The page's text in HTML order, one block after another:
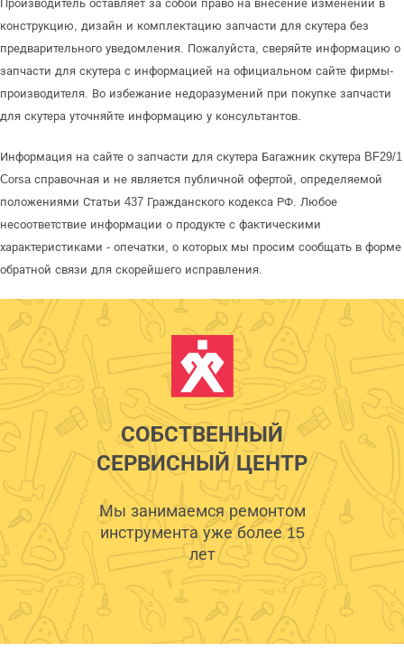
Производитель оставляет за собой право на внесение изменений в
конструкцию, дизайн и комплектацию запчасти для скутера без
предварительного уведомления. Пожалуйста, сверяйте информацию о
запчасти для скутера с информацией на официальном сайте фирмы-
производителя. Во избежание недоразумений при покупке запчасти
для скутера уточняйте информацию у консультантов.
Информация на сайте о запчасти для скутера Багажник скутера BF29/1
Corsa справочная и не является публичной офертой, определяемой
положениями Статьи 437 Гражданского кодекса РФ. Любое
несоответствие информации о продукте с фактическими
характеристиками - опечатки, о которых мы просим сообщать в форме
обратной связи для скорейшего исправления.
СОБСТВЕННЫЙ
СЕРВИСНЫЙ ЦЕНТР
Мы занимаемся ремонтом
инструмента уже более 15
лет